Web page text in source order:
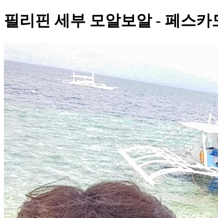
필리핀 세부 모알보알 - 페스카